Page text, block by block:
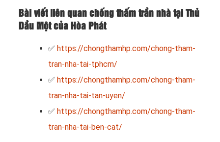
Bài viết liên quan chống thấm trần nhà tại Thủ
Dầu Một của Hòa Phát
✅ https://chongthamhp.com/chong-tham-
tran-nha-tai-tphcm/
✅ https://chongthamhp.com/chong-tham-
tran-nha-tai-tan-uyen/
✅ https://chongthamhp.com/chong-tham-
tran-nha-tai-ben-cat/